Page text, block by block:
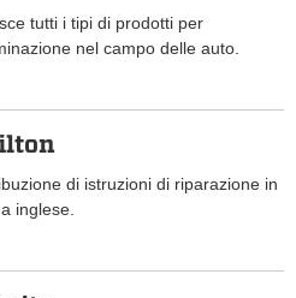
tutti i tipi di prodotti per
nel campo delle auto.
di istruzioni di riparazione in
inglese.